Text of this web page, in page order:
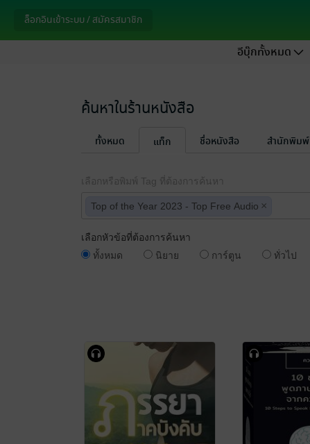
ล็อกอินเข้าระบบ / สมัครสมาชิก
อีบุ๊กทั้งหมด
ค้นหาในร้านหนังสือ
ทั้งหมด แท็ก ชื่อหนังสือ สำนักพิมพ์
เลือกหรือพิมพ์ Tag ที่ต้องการค้นหา
Top of the Year 2023 - Top Free Audio ×
เลือกหัวข้อที่ต้องการค้นหา
ทั้งหมด
นิยาย การ์ตูน ทั่วไป